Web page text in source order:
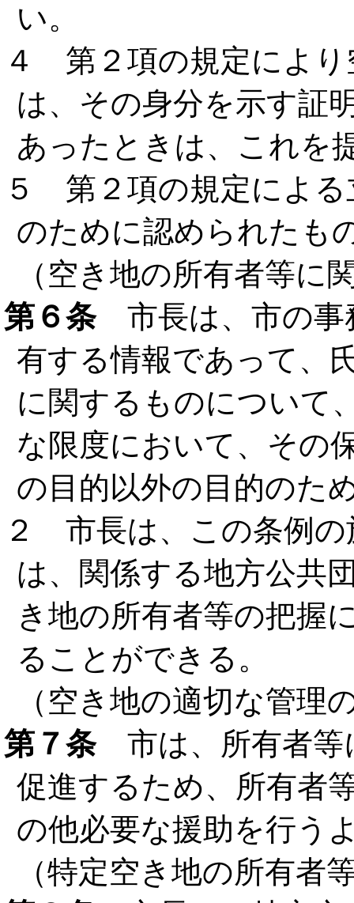
い。
４ 第２項の規定により
は、その身分を示す証
あったときは、これを
５ 第２項の規定による
のために認められたも
（空き地の所有者等に
第６条市長は、市の事
有する情報であって、
に関するものについて
な限度において、その
の目的以外の目的のた
２ 市長は、この条例の
は、関係する地方公共
き地の所有者等の把握
ることができる。
（空き地の適切な管理
第７条市は、所有者等
促進するため、所有者
の他必要な援助を行う
（特定空き地の所有者